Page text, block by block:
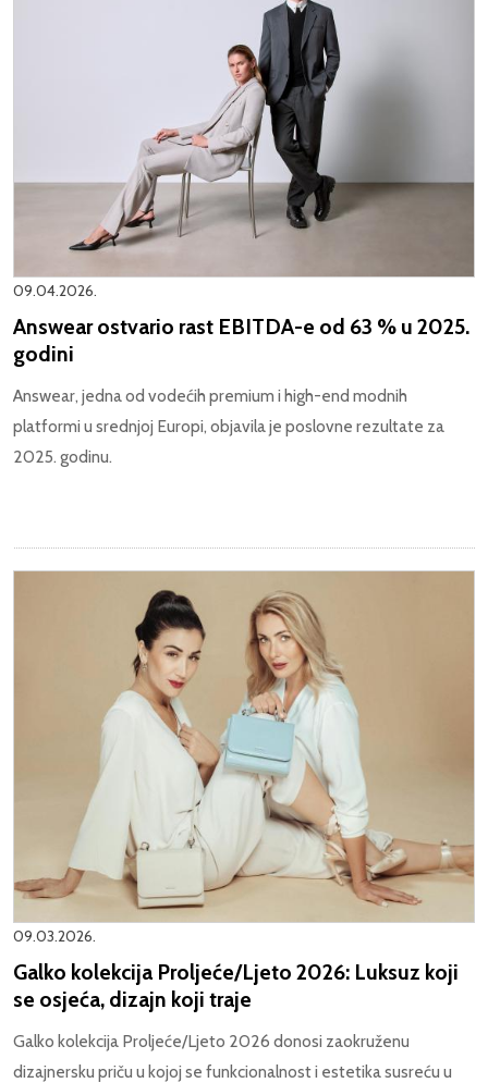
09.04.2026.
Answear ostvario rast EBITDA-e od 63 % u 2025.
godini
Answear, jedna od vodećih premium i high-end modnih
platformi u srednjoj Europi, objavila je poslovne rezultate za
2025. godinu.
09.03.2026.
Galko kolekcija Proljeće/Ljeto 2026: Luksuz koji
se osjeća, dizajn koji traje
Galko kolekcija Proljeće/Ljeto 2026 donosi zaokruženu
dizajnersku priču u kojoj se funkcionalnost i estetika susreću u